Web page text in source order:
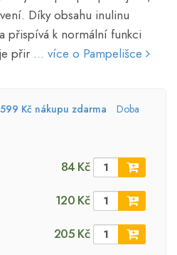
Díky obsahu inulinu
přispívá k normální funkci
přir ... více o Pampelišce
Kč nákupu zdarma
Doba
84 Kč
120 Kč
205 Kč